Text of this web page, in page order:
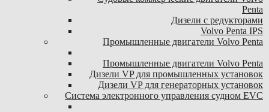
Penta
Дизели с редукторами
Volvo Penta IPS
Промышленные двигатели Volvo Penta
Промышленные двигатели Volvo Penta
Дизели VP для промышленных установок
Дизели VP для генераторных установок
Система электронного управления судном EVC